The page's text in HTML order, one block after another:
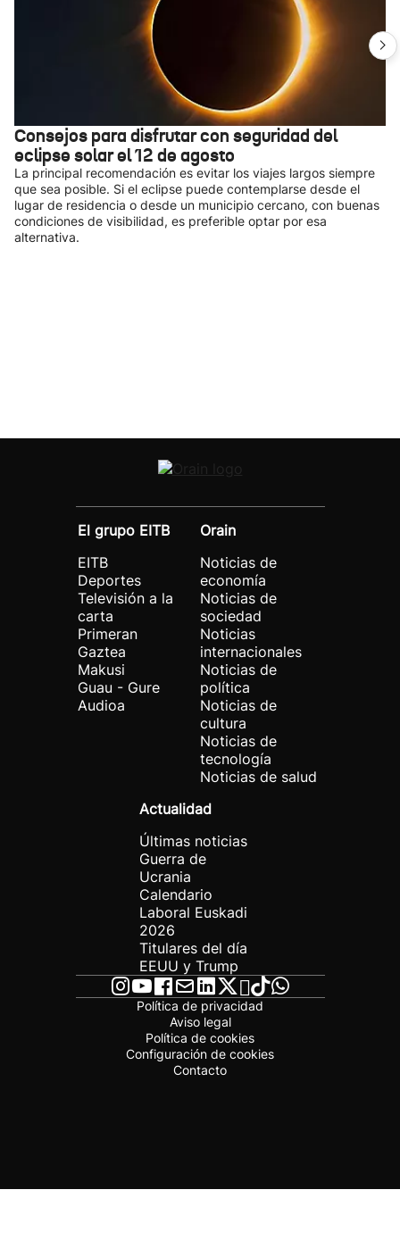
Consejos para disfrutar con seguridad del
eclipse solar el 12 de agosto
La principal recomendación es evitar los viajes largos siempre
que sea posible. Si el eclipse puede contemplarse desde el
lugar de residencia o desde un municipio cercano, con buenas
condiciones de visibilidad, es preferible optar por esa
alternativa.
El grupo EITB
EITB
Deportes
Televisión a la
carta
Primeran
Gaztea
Makusi
Guau - Gure
Audioa
Orain
Noticias de
economía
Noticias de
sociedad
Noticias
internacionales
Noticias de
política
Noticias de
cultura
Noticias de
tecnología
Noticias de salud
Actualidad
Últimas noticias
Guerra de
Ucrania
Calendario
Laboral Euskadi
2026
Titulares del día
EEUU y Trump
Política de privacidad
Aviso legal
Política de cookies
Configuración de cookies
Contacto